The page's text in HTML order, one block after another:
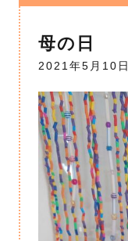
母の日
2021年5月10日